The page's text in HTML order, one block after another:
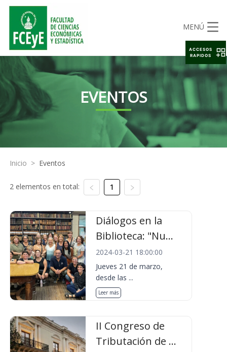
MENÚ
EVENTOS
Inicio > Eventos
2 elementos en total: 1
Diálogos en la
Biblioteca: "Nu...
2024-03-21 18:00:00
Jueves 21 de marzo,
desde las ...
Leer más
II Congreso de
Tributación de ...
ACCESOS
RAPIDOS